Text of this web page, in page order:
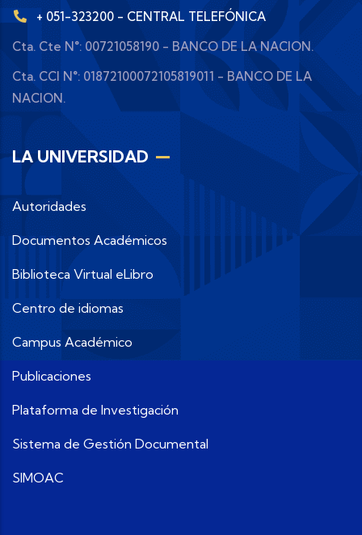
+ 051-323200 - CENTRAL TELEFÓNICA
Cta. Cte N°: 00721058190 - BANCO DE LA NACION.
Cta. CCI N°: 01872100072105819011 - BANCO DE LA
NACION.
LA UNIVERSIDAD
Autoridades
Documentos Académicos
Biblioteca Virtual eLibro
Centro de idiomas
Campus Académico
Publicaciones
Plataforma de Investigación
Sistema de Gestión Documental
SIMOAC